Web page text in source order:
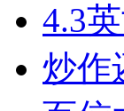
4.3
炒作